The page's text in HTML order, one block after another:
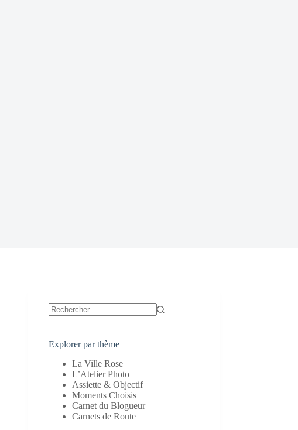
Explorer par thème
La Ville Rose
L’Atelier Photo
Assiette & Objectif
Moments Choisis
Carnet du Blogueur
Carnets de Route